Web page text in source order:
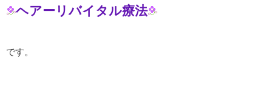
ヘアーリバイタル療法
です。